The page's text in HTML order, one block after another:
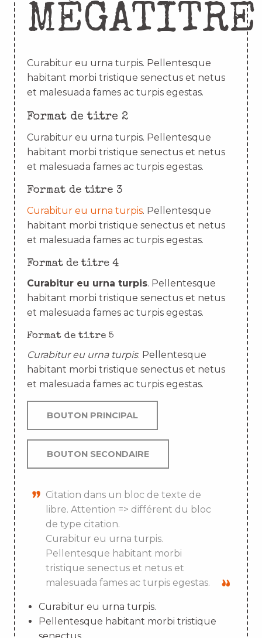
MÉGATITRE
Curabitur eu urna turpis. Pellentesque
habitant morbi tristique senectus et netus
et malesuada fames ac turpis egestas.
Format de titre 2
Curabitur eu urna turpis. Pellentesque
habitant morbi tristique senectus et netus
et malesuada fames ac turpis egestas.
Format de titre 3
Curabitur eu urna turpis. Pellentesque
habitant morbi tristique senectus et netus
et malesuada fames ac turpis egestas.
Format de titre 4
Curabitur eu urna turpis. Pellentesque
habitant morbi tristique senectus et netus
et malesuada fames ac turpis egestas.
Format de titre 5
Curabitur eu urna turpis. Pellentesque
habitant morbi tristique senectus et netus
et malesuada fames ac turpis egestas.
BOUTON PRINCIPAL
BOUTON SECONDAIRE
Citation dans un bloc de texte de
libre. Attention => différent du bloc
de type citation.
Curabitur eu urna turpis.
Pellentesque habitant morbi
tristique senectus et netus et
malesuada fames ac turpis egestas.
Curabitur eu urna turpis.
Pellentesque habitant morbi tristique